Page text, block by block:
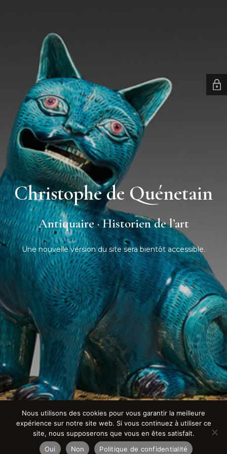
Christophe de Quénetain
Antiquaire · Historien de l’art
Une nouvelle version du site sera bientôt accessible.
Nous utilisons des cookies pour vous garantir la meilleure
expérience sur notre site web. Si vous continuez à utiliser ce
site, nous supposerons que vous en êtes satisfait.
Oui
Non Politique de confidentialité